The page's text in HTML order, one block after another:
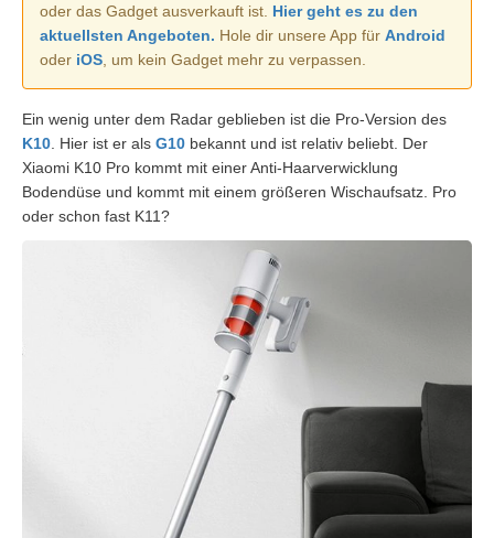
oder das Gadget ausverkauft ist. Hier geht es zu den
aktuellsten Angeboten. Hole dir unsere App für Android
oder iOS , um kein Gadget mehr zu verpassen.
Ein wenig unter dem Radar geblieben ist die Pro-Version des
K10 . Hier ist er als G10 bekannt und ist relativ beliebt. Der
Xiaomi K10 Pro kommt mit einer Anti-Haarverwicklung
Bodendüse und kommt mit einem größeren Wischaufsatz. Pro
oder schon fast K11?